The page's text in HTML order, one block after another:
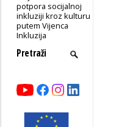
potpora socijalnoj
inkluziji kroz kulturu
putem Vijenca
Inkluzija